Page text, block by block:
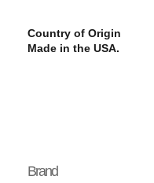
Country of Origin
Made in the USA.
Brand